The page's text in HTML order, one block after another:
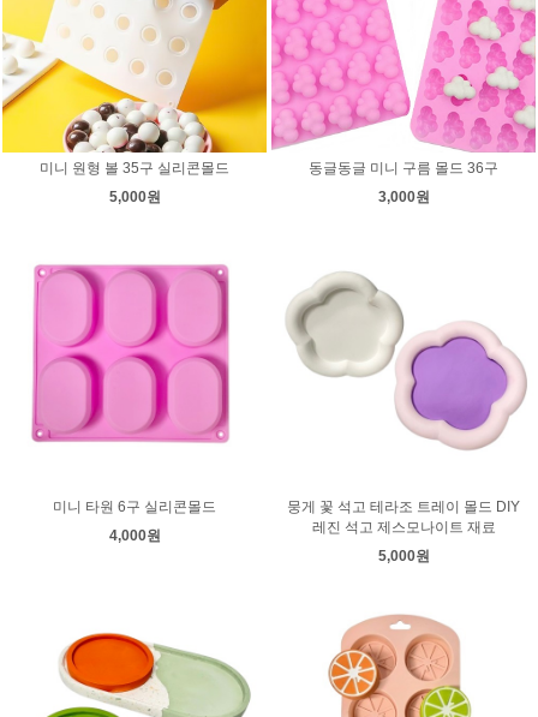
미니 원형 볼 35구 실리콘몰드
5,000원
동글동글 미니 구름 몰드 36구
3,000원
미니 타원 6구 실리콘몰드
4,000원
뭉게 꽃 석고 테라조 트레이 몰드 DIY
레진 석고 제스모나이트 재료
5,000원